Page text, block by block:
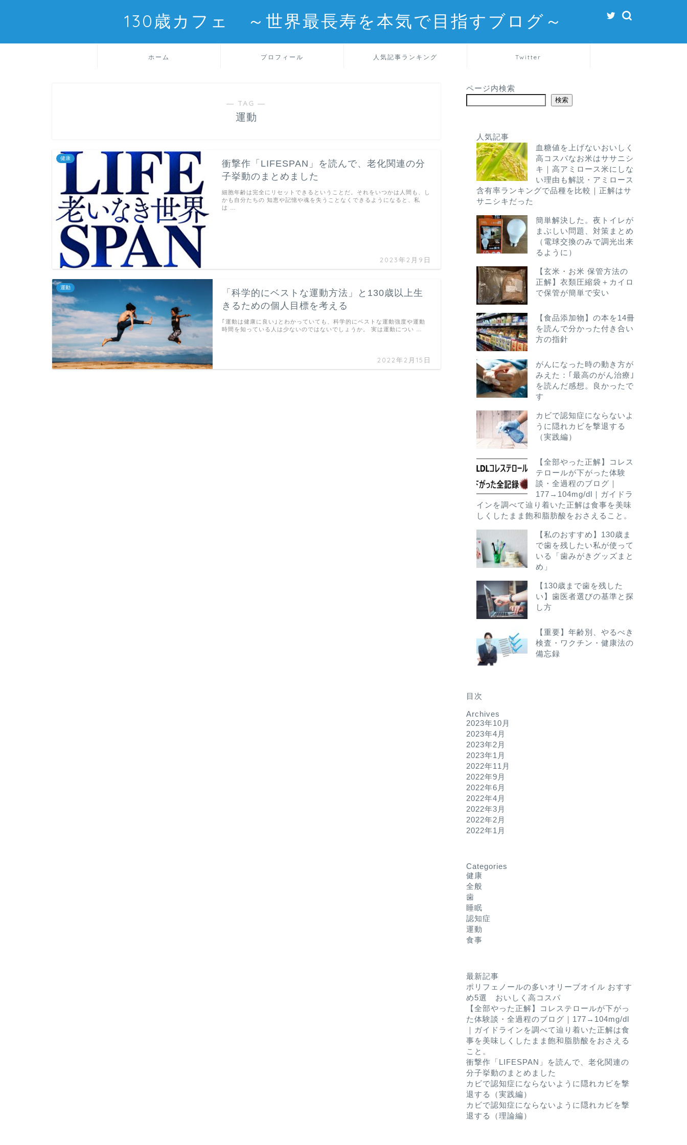
130歳カフェ ～世界最長寿を本気で目指すブログ～
ホーム プロフィール 人気記事ランキング Twitter
― TAG ―
運動
健康
衝撃作「LIFESPAN」を読んで、老化関連の分
子挙動のまとめました
2023年2月9日
細胞年齢は完全にリセットできるということだ。それをいつかは人間も、し
かも自分たちの 知恵や記憶や魂を失うことなくできるようになると、私
は …
運動
「科学的にベストな運動方法」と130歳以上生
きるための個人目標を考える
2022年2月15日
｢運動は健康に良い｣とわかっていても、科学的にベストな運動強度や運動
時間を知っている人は少ないのではないでしょうか。 実は運動につい …
ページ内検索
検索
人気記事
血糖値を上げないおいしく
高コスパなお米はササニシ
キ｜高アミロース米にしな
い理由も解説・アミロース
含有率ランキングで品種を比較｜正解はサ
サニシキだった
簡単解決した。夜トイレが
まぶしい問題、対策まとめ
（電球交換のみで調光出来
るように）
【玄米・お米 保管方法の
正解】衣類圧縮袋＋カイロ
で保管が簡単で安い
【食品添加物】の本を14冊
を読んで分かった付き合い
方の指針
がんになった時の動き方が
みえた：｢最高のがん治療｣
を読んだ感想。良かったで
す
カビで認知症にならないよ
うに隠れカビを撃退する
（実践編）
【全部やった正解】コレス
テロールが下がった体験
談・全過程のブログ｜
177→104mg/dl｜ガイドラ
インを調べて辿り着いた正解は食事を美味
しくしたまま飽和脂肪酸をおさえること。
【私のおすすめ】130歳ま
で歯を残したい私が使って
いる「歯みがきグッズまと
め」
【130歳まで歯を残した
い】歯医者選びの基準と探
し方
【重要】年齢別、やるべき
検査・ワクチン・健康法の
備忘録
目次
Archives
2023年10月
2023年4月
2023年2月
2023年1月
2022年11月
2022年9月
2022年6月
2022年4月
2022年3月
2022年2月
2022年1月
Categories
健康
全般
歯
睡眠
認知症
運動
食事
最新記事
ポリフェノールの多いオリーブオイル おすす
め5選 おいしく高コスパ
【全部やった正解】コレステロールが下がっ
た体験談・全過程のブログ｜177→104mg/dl
｜ガイドラインを調べて辿り着いた正解は食
事を美味しくしたまま飽和脂肪酸をおさえる
こと。
衝撃作「LIFESPAN」を読んで、老化関連の
分子挙動のまとめました
カビで認知症にならないように隠れカビを撃
退する（実践編）
カビで認知症にならないように隠れカビを撃
退する（理論編）